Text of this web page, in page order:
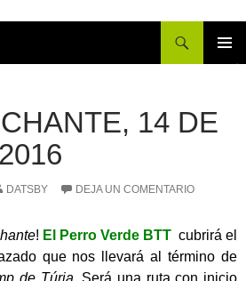
14 DE
DATSBY DEJA UN COMENTARIO
! El Perro Verde BTT cubrirá el
que nos llevará al término de
de Túria. Será una ruta con inicio